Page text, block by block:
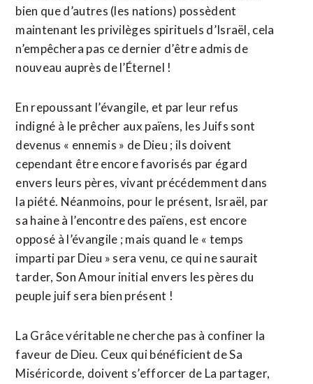
bien que d’autres (les nations) possèdent
maintenant les privilèges spirituels d’Israël, cela
n’empêchera pas ce dernier d’être admis de
nouveau auprès de l’Éternel !
En repoussant l’évangile, et par leur refus
indigné à le prêcher aux païens, les Juifs sont
devenus « ennemis » de Dieu ; ils doivent
cependant être encore favorisés par égard
envers leurs pères, vivant précédemment dans
la piété. Néanmoins, pour le présent, Israël, par
sa haine à l’encontre des païens, est encore
opposé à l’évangile ; mais quand le « temps
imparti par Dieu » sera venu, ce qui ne saurait
tarder, Son Amour initial envers les pères du
peuple juif sera bien présent !
La Grâce véritable ne cherche pas à confiner la
faveur de Dieu. Ceux qui bénéficient de Sa
Miséricorde, doivent s’efforcer de La partager,